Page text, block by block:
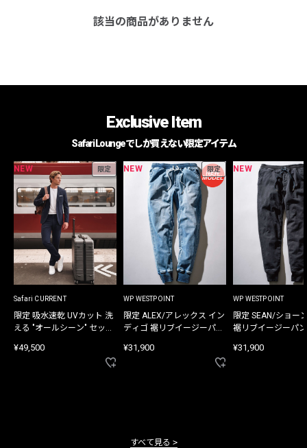
該当の商品がありません
Exclusive Item
Safari Loungeでしか買えない限定アイテム
NEW 限定
Safari CURRENT
限定 吸水速乾 UVカット 洗
える "オールシーン" セット
¥49,500
NEW 限定
WP WESTPOINT
限定 ALEX/アレックス イン
ディゴ 裾リブイージーパン
¥31,900
NEW
WP WESTPOINT
限定 SEAN/ショー
裾リブイージーパ
¥31,900
すべて見る